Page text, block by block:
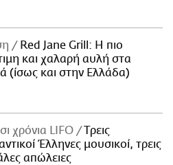
Red Jane Grill: Η πιο
και χαλαρή αυλή στα
(ίσως και στην Ελλάδα)
χρόνια LIFO
Tρεις
Έλληνες μουσικοί, τρεις
απώλειες